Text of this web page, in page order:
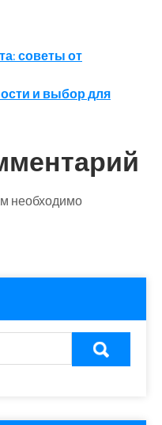
советы от
и выбор для
необходимо